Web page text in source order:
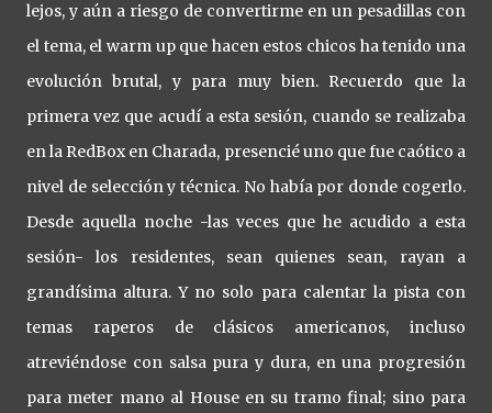
lejos, y aún a riesgo de convertirme en un pesadillas con
el tema, el warm up que hacen estos chicos ha tenido una
evolución brutal, y para muy bien. Recuerdo que la
primera vez que acudí a esta sesión, cuando se realizaba
en la RedBox en Charada, presencié uno que fue caótico a
nivel de selección y técnica. No había por donde cogerlo.
Desde aquella noche -las veces que he acudido a esta
sesión- los residentes, sean quienes sean, rayan a
grandísima altura. Y no solo para calentar la pista con
temas raperos de clásicos americanos, incluso
atreviéndose con salsa pura y dura, en una progresión
para meter mano al House en su tramo final; sino para